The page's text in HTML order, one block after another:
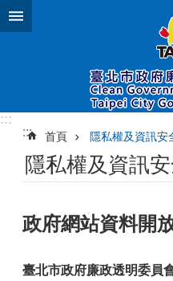
跳到主要內容區塊
:::
:::
首頁 隱私權及資訊安
隱私權及資訊
政府網站資料開
臺北市政府廉政透明委員